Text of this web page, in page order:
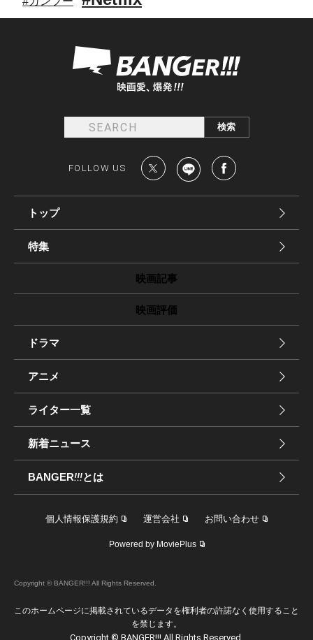
FOLLOW US
トップ
特集
映画記事
映画評価
ドラマ
アニメ
ライター一覧
新着ニュース
BANGER!!!とは
個人情報保護規約 運営会社 お問い合わせ
Powered by MoviePlus
Copyright © BANGER!!! All Rights Reserved.
このホームページに掲載されているデータを権利者の許諾なく使用すること
を禁じます。
Copyright © BANGER!!! All Rights Reserved.